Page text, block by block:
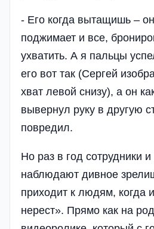
- Его когда вытащишь –
поджимает и все,
ухватить. А я пальцы
его вот так (Сергей
хват левой снизу), а он
вывернул руку в другую
повредил.
Но раз в год сотрудники
наблюдают дивное
приходит к людям, когда
нерест». Прямо как на